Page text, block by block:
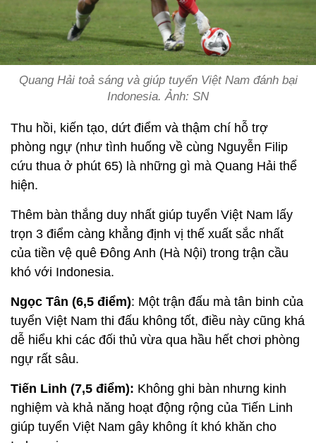
Quang Hải toả sáng và giúp tuyển Việt Nam đánh bại
Indonesia. Ảnh: SN
Thu hồi, kiến tạo, dứt điểm và thậm chí hỗ trợ
phòng ngự (như tình huống về cùng Nguyễn Filip
cứu thua ở phút 65) là những gì mà Quang Hải thể
hiện.
Thêm bàn thắng duy nhất giúp tuyển Việt Nam lấy
trọn 3 điểm càng khẳng định vị thế xuất sắc nhất
của tiền vệ quê Đông Anh (Hà Nội) trong trận cầu
khó với Indonesia.
Ngọc Tân (6,5 điểm): Một trận đấu mà tân binh của
tuyển Việt Nam thi đấu không tốt, điều này cũng khá
dễ hiểu khi các đối thủ vừa qua hầu hết chơi phòng
ngự rất sâu.
Tiến Linh (7,5 điểm): Không ghi bàn nhưng kinh
nghiệm và khả năng hoạt động rộng của Tiến Linh
giúp tuyển Việt Nam gây không ít khó khăn cho